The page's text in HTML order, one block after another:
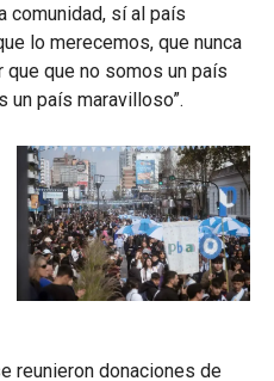
comunidad, sí al país
lo merecemos, que nunca
que que no somos un país
un país maravilloso”.
reunieron donaciones de